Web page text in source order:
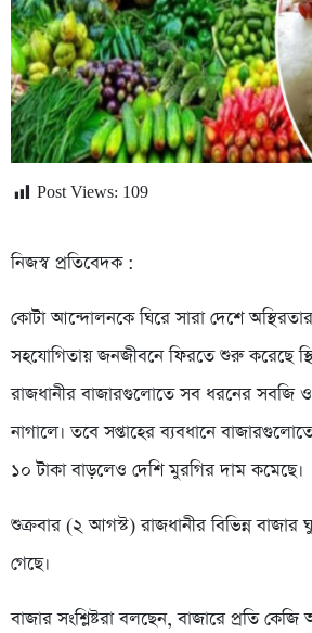
Post Views: 109
নিজস্ব প্রতিবেদক :
কোটা আন্দোলনকে ঘিরে সারা দেশে
সহযোগিতায় জনজীবনে ফিরতে শুরু করেছে
রাজধানীর বাজারগুলোতে সব ধরনের সবজি ও
নাগালে। তবে সপ্তাহের ব্যবধানে
১০ টাকা বাড়লেও দেশি মুরগির দাম কমেছে।
শুক্রবার (২ আগস্ট) রাজধানীর বিভিন্ন
গেছে।
বাজার সংশ্লিষ্টরা বলছেন, বাজারে প্রতি